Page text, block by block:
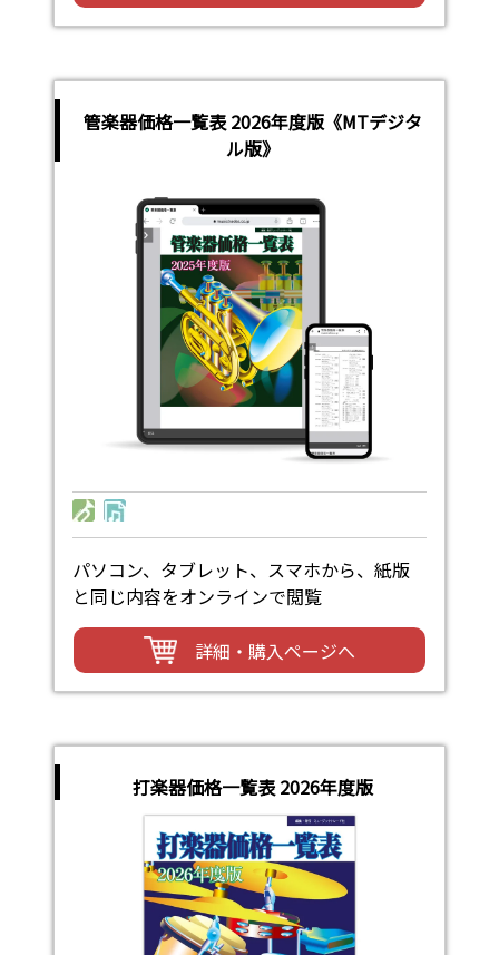
管楽器価格一覧表 2026年度版《MTデジタ
ル版》
パソコン、タブレット、スマホから、紙版
と同じ内容をオンラインで閲覧
詳細・購入ページへ
打楽器価格一覧表 2026年度版